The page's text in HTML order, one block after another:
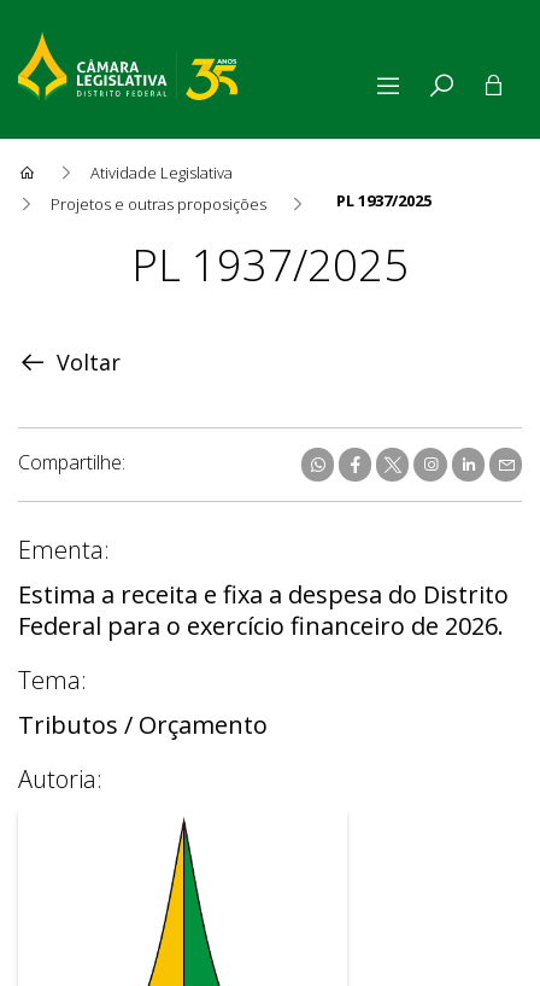
Atividade Legislativa
Projetos e outras proposições
PL 1937/2025
ProposiçãoPL 1937/2025
Voltar
Compartilhe:
Ementa:
Estima a receita e fixa a despesa do Distrito
Federal para o exercício financeiro de 2026.
Tema:
Tributos / Orçamento
Autoria: